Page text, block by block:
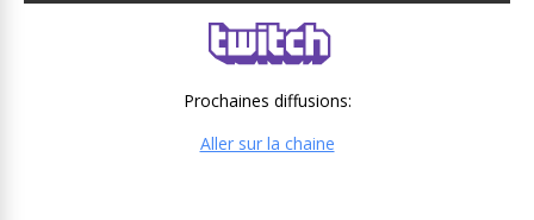
Prochaines diffusions:
Aller sur la chaine